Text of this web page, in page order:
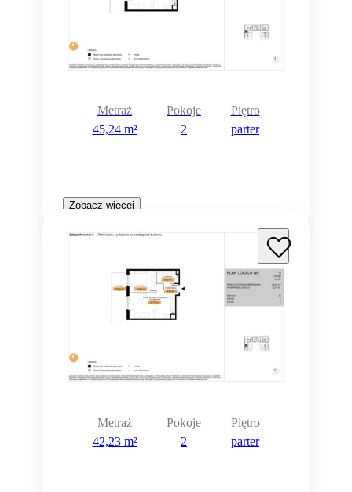
Metraż
45,24 m²
Pokoje
2
Piętro
parter
Zobacz więcej
Metraż
42,23 m²
Pokoje
2
Piętro
parter